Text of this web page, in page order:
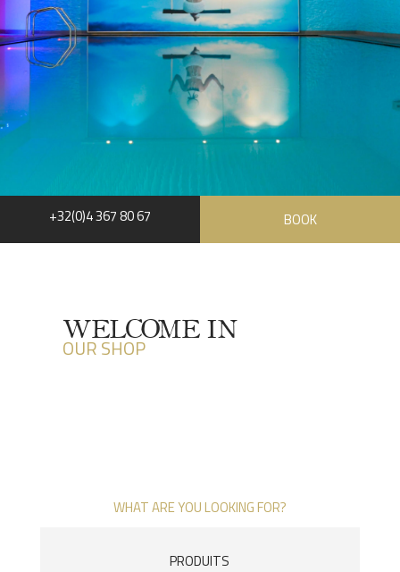
DÉCOUVREZ NOS PROMOTIONS
+32(0)4 367 80 67 BOOK
WELCOME IN
OUR SHOP
WHAT ARE YOU LOOKING FOR?
PRODUITS